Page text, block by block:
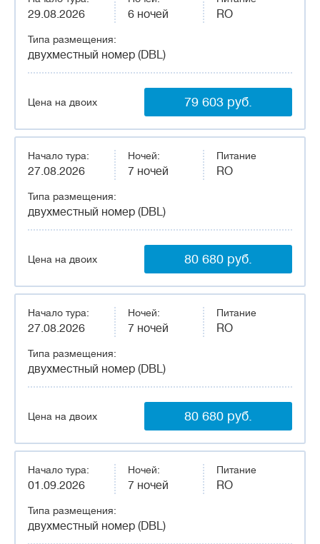
29.08.2026
Типа размещения:
двухместный номер (DBL)
6 ночей RO
Цена на двоих 79 603 руб.
Начало тура:
27.08.2026
Типа размещения:
двухместный номер (DBL)
Ночей:
7 ночей
Питание
RO
Цена на двоих 80 680 руб.
Начало тура:
27.08.2026
Типа размещения:
двухместный номер (DBL)
Ночей:
7 ночей
Питание
RO
Цена на двоих 80 680 руб.
Начало тура:
01.09.2026
Типа размещения:
двухместный номер (DBL)
Ночей:
7 ночей
Питание
RO